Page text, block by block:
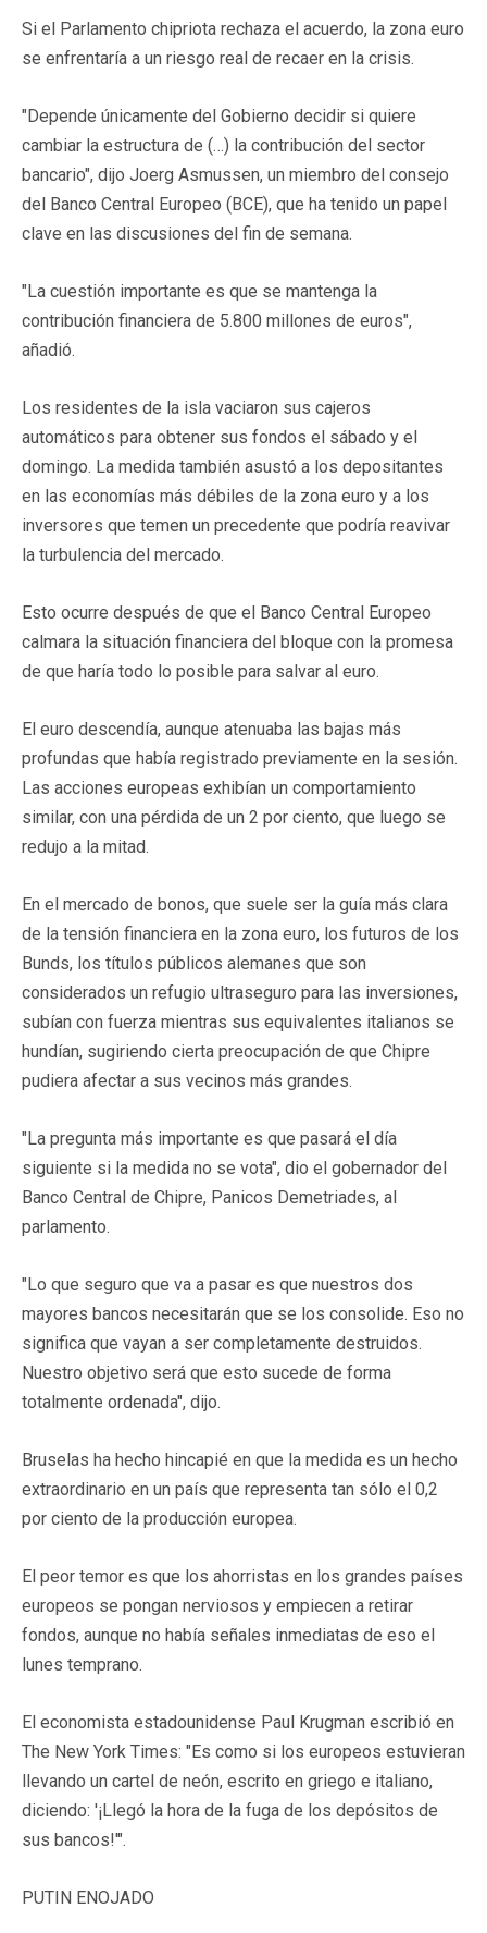
Si el Parlamento chipriota rechaza el acuerdo, la zona euro
se enfrentaría a un riesgo real de recaer en la crisis.
"Depende únicamente del Gobierno decidir si quiere
cambiar la estructura de (…) la contribución del sector
bancario", dijo Joerg Asmussen, un miembro del consejo
del Banco Central Europeo (BCE), que ha tenido un papel
clave en las discusiones del fin de semana.
"La cuestión importante es que se mantenga la
contribución financiera de 5.800 millones de euros",
añadió.
Los residentes de la isla vaciaron sus cajeros
automáticos para obtener sus fondos el sábado y el
domingo. La medida también asustó a los depositantes
en las economías más débiles de la zona euro y a los
inversores que temen un precedente que podría reavivar
la turbulencia del mercado.
Esto ocurre después de que el Banco Central Europeo
calmara la situación financiera del bloque con la promesa
de que haría todo lo posible para salvar al euro.
El euro descendía, aunque atenuaba las bajas más
profundas que había registrado previamente en la sesión.
Las acciones europeas exhibían un comportamiento
similar, con una pérdida de un 2 por ciento, que luego se
redujo a la mitad.
En el mercado de bonos, que suele ser la guía más clara
de la tensión financiera en la zona euro, los futuros de los
Bunds, los títulos públicos alemanes que son
considerados un refugio ultraseguro para las inversiones,
subían con fuerza mientras sus equivalentes italianos se
hundían, sugiriendo cierta preocupación de que Chipre
pudiera afectar a sus vecinos más grandes.
"La pregunta más importante es que pasará el día
siguiente si la medida no se vota", dio el gobernador del
Banco Central de Chipre, Panicos Demetriades, al
parlamento.
"Lo que seguro que va a pasar es que nuestros dos
mayores bancos necesitarán que se los consolide. Eso no
significa que vayan a ser completamente destruidos.
Nuestro objetivo será que esto sucede de forma
totalmente ordenada", dijo.
Bruselas ha hecho hincapié en que la medida es un hecho
extraordinario en un país que representa tan sólo el 0,2
por ciento de la producción europea.
El peor temor es que los ahorristas en los grandes países
europeos se pongan nerviosos y empiecen a retirar
fondos, aunque no había señales inmediatas de eso el
lunes temprano.
El economista estadounidense Paul Krugman escribió en
The New York Times: "Es como si los europeos estuvieran
llevando un cartel de neón, escrito en griego e italiano,
diciendo: '¡Llegó la hora de la fuga de los depósitos de
sus bancos!'".
PUTIN ENOJADO